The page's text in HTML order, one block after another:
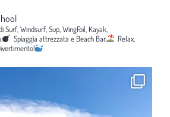
Surf, Windsurf, Sup, WingFoil, Kayak,
Spiaggia attrezzata e Beach Bar.
Relax,